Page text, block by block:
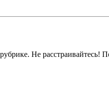
Не расстраивайтесь!